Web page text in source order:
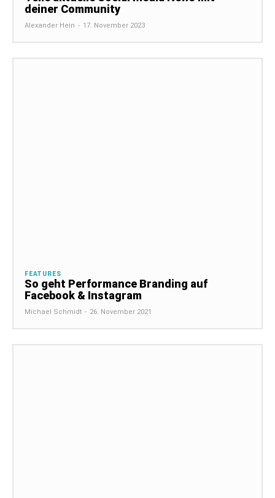
deiner Community
Alexander Hein - 17. November 2023
FEATURES
So geht Performance Branding auf
Facebook & Instagram
Michael Schmidt - 26. November 2021